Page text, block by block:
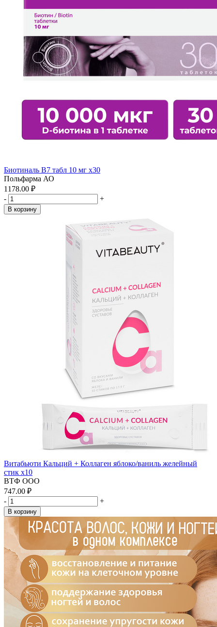
Биотиналь B7 табл 10 мг x30
Польфарма АО
1178.00 ₽
-
+
В корзину
Витабьюти Кальций + Коллаген яблоко/ваниль желейный
стик x10
ВТФ ООО
747.00 ₽
-
+
В корзину